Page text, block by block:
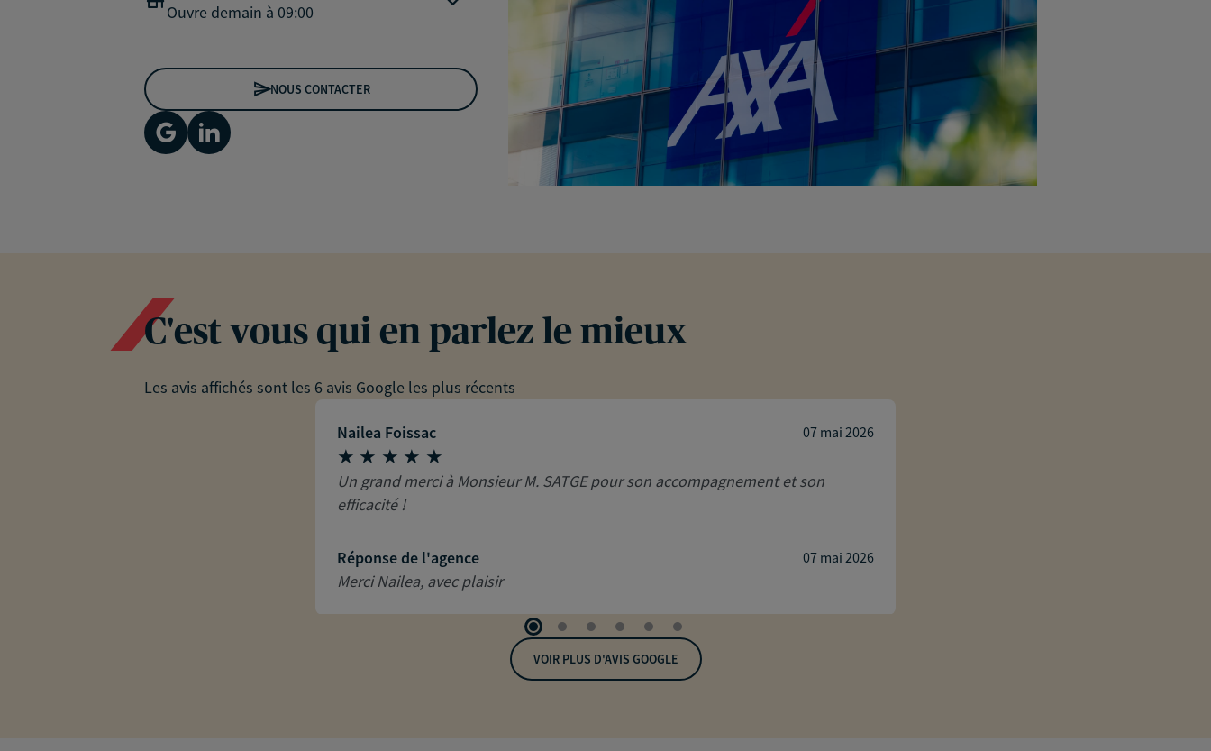
Ouvre demain à 09:00
NOUS CONTACTER
C'est vous qui en parlez le mieux
Les avis affichés sont les 6 avis Google les plus récents
Nailea Foissac 07 mai 2026
Un grand merci à Monsieur M. SATGE pour son accompagnement et son
efficacité !
Réponse de l'agence 07 mai 2026
Merci Nailea, avec plaisir
VOIR PLUS D'AVIS GOOGLE